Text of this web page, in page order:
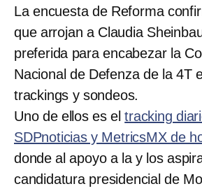
La encuesta de Reforma
que arrojan a Claudia
preferida para encabezar la
Nacional de Defenza de la 4T
trackings y sondeos.
Uno de ellos es eltracking
SDPnoticias y MetricsMX de
donde al apoyo a la y los
candidatura presidencial de